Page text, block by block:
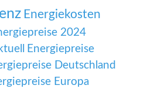
Energiekosten
2024
Energiepreise
Deutschland
Europa